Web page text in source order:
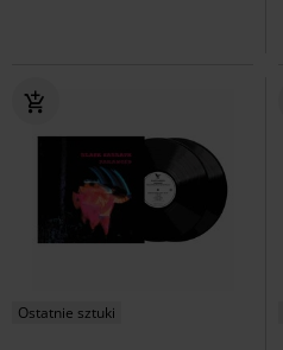
Ostatnie sztuki